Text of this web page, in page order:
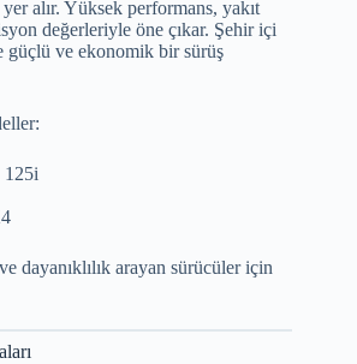
alır. Yüksek performans, yakıt
değerleriyle öne çıkar. Şehir içi
güçlü ve ekonomik bir sürüş
dayanıklılık arayan sürücüler için